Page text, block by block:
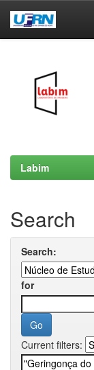
Labim
Search
Search:
for
Current filters: